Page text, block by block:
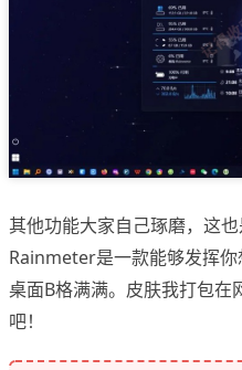
其他功能大家自己琢磨，这
Rainmeter是一款能够发挥
桌面B格满满。皮肤我打包在
吧！